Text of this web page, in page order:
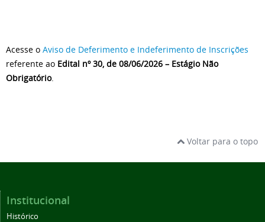
Acesse o Aviso de Deferimento e Indeferimento de Inscrições
referente ao Edital nº 30, de 08/06/2026 – Estágio Não
Obrigatório.
Voltar para o topo
Institucional
Histórico